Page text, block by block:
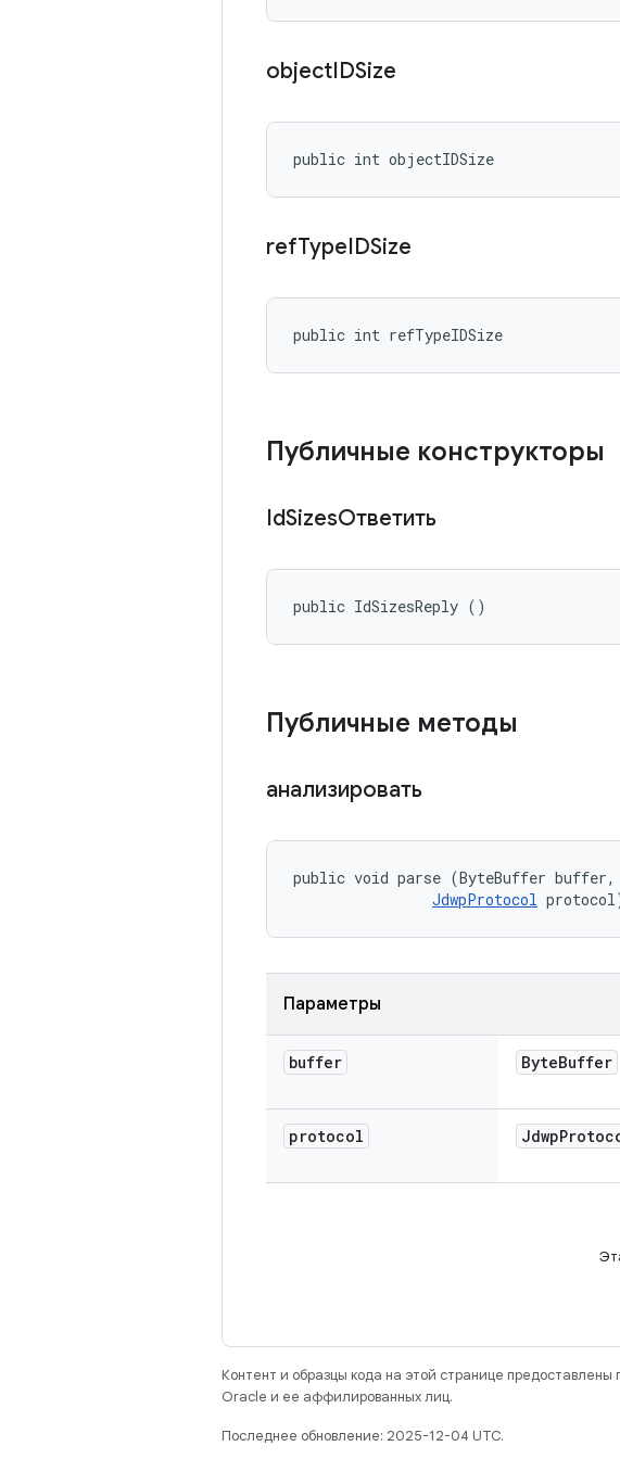
objectIDSize
public int objectIDSize
refTypeIDSize
public int refTypeIDSize
Публичные конструкторы
IdSizesОтветить
public IdSizesReply ()
Публичные методы
анализировать
public void parse (ByteBuffer buffer,
JdwpProtocol
Параметры
buffer ByteBuffer
protocol Jdwp
Контент и образцы кода на этой странице предоставлены
Oracle и ее аффилированных лиц.
Последнее обновление: 2025-12-04 UTC.